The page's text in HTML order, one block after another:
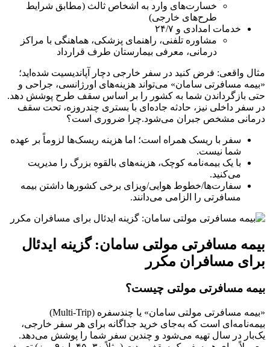
خسارت‌های وارد به اشخاص ثالث (مطابق شرایط
طرح‌های خارجی)
خدمات امدادی و ۲۴/۷
مشاوره تلفنی، راهنمای پزشکی، هماهنگی با مراکز
درمانی، معرفی بیمارستان طرف قرارداد
مثال واقعی: فرض کنید در سفر خارجی دچار آپاندیسیت شده‌اید؛
«بیمه مسافرتی سامان» می‌تواند هزینه‌های اورژانسی، جراحی و
حتی بازگرداندن شما به کشور را بر اساس سقف طرح پوشش دهد.
در سفر داخلی نیز، حادثه جاده‌ای با بستری چندروزه، تحت سقف
درمانی مشخص جبران می‌شود.چرا ضروری است؟
سفر با ریسک همراه است؛ اما هزینه ریسک‌ها لزوماً بر عهده
شما نیست.
با یک بیمه‌نامه کوچک، هزینه‌های بالقوه بزرگ را مدیریت
می‌کنید.
سفارت‌ها/خطوط هوایی/ویزای برخی کشورها داشتن بیمه
مسافرتی را الزامی می‌دانند.
بیمه مسافرتی مولتی سامان: گزینه ایدئال
برای مسافران مکرر
بیمه مسافرتی مولتی چیست؟
«بیمه مسافرتی مولتی سامان» یا چندسفره (Multi-Trip)
بیمه‌نامه‌ای است که به‌جای خرید جداگانه برای هر سفر خارجی،
یک‌بار در سال تهیه می‌شود و چندین سفر شما را پوشش می‌دهد.